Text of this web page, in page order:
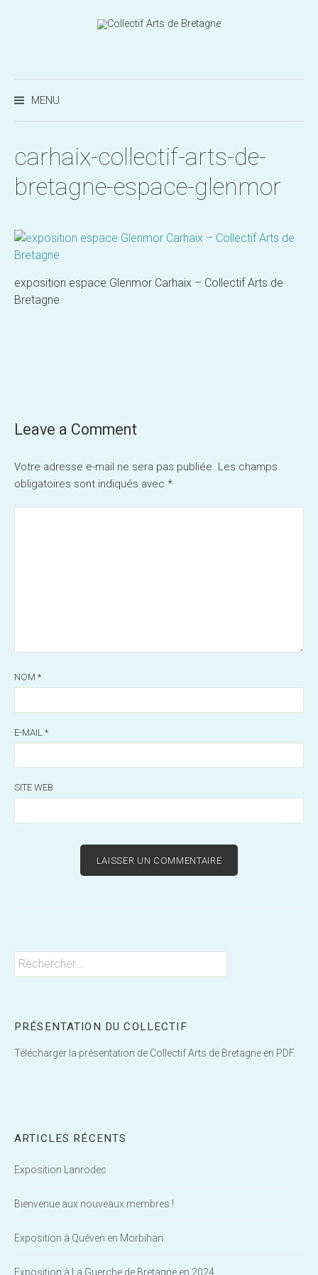
MENU
carhaix-collectif-arts-de-
bretagne-espace-glenmor
exposition espace Glenmor Carhaix – Collectif Arts de
Bretagne
Leave a Comment
Votre adresse e-mail ne sera pas publiée. Les champs
obligatoires sont indiqués avec *
NOM *
E-MAIL *
SITE WEB
Rechercher :
PRÉSENTATION DU COLLECTIF
Télécharger la présentation de Collectif Arts de Bretagne en PDF.
ARTICLES RÉCENTS
Exposition Lanrodec
Bienvenue aux nouveaux membres !
Exposition à Quéven en Morbihan
Exposition à La Guerche de Bretagne en 2024